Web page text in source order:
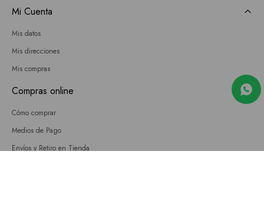
Mi Cuenta
Mis datos
Mis direcciones
Mis compras
Compras online
Cómo comprar
Medios de Pago
Envíos y Retiro en Tienda